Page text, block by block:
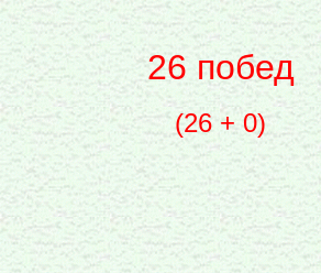
26 побед
(26 + 0)